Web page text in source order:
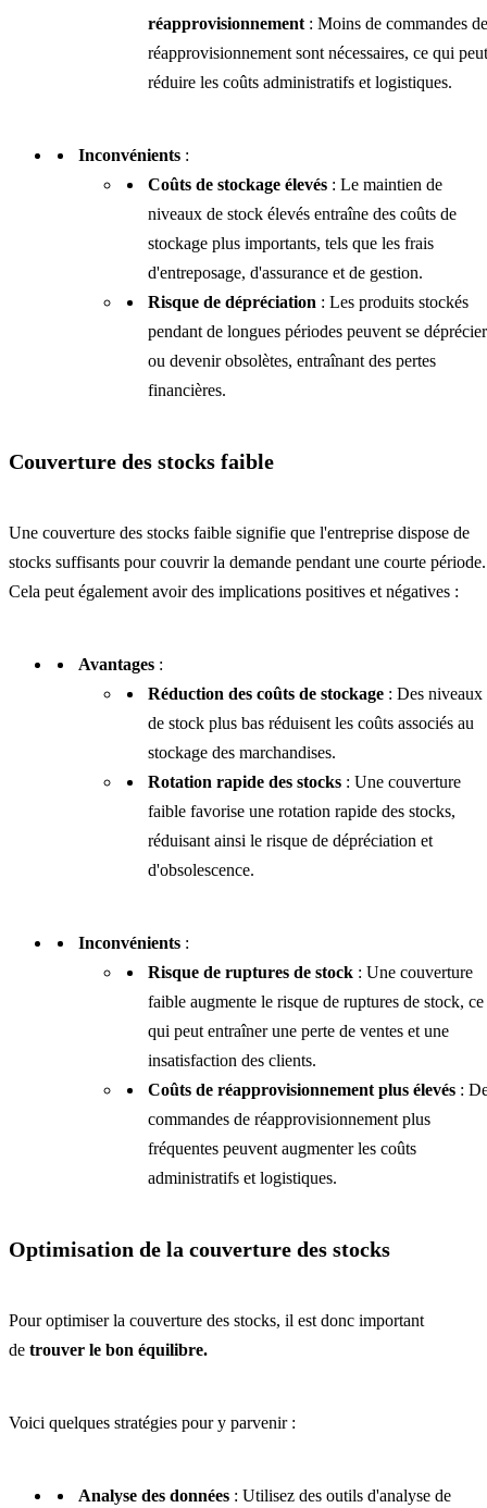
réapprovisionnement : Moins de commandes de
réapprovisionnement sont nécessaires, ce qui peut
réduire les coûts administratifs et logistiques.
Inconvénients :
Coûts de stockage élevés : Le maintien de
niveaux de stock élevés entraîne des coûts de
stockage plus importants, tels que les frais
d'entreposage, d'assurance et de gestion.
Risque de dépréciation : Les produits stockés
pendant de longues périodes peuvent se déprécier
ou devenir obsolètes, entraînant des pertes
financières.
Couverture des stocks faible
Une couverture des stocks faible signifie que l'entreprise dispose de
stocks suffisants pour couvrir la demande pendant une courte période.
Cela peut également avoir des implications positives et négatives :
Avantages :
Réduction des coûts de stockage : Des niveaux
de stock plus bas réduisent les coûts associés au
stockage des marchandises.
Rotation rapide des stocks : Une couverture
faible favorise une rotation rapide des stocks,
réduisant ainsi le risque de dépréciation et
d'obsolescence.
Inconvénients :
Risque de ruptures de stock : Une couverture
faible augmente le risque de ruptures de stock, ce
qui peut entraîner une perte de ventes et une
insatisfaction des clients.
Coûts de réapprovisionnement plus élevés :
commandes de réapprovisionnement plus
fréquentes peuvent augmenter les coûts
administratifs et logistiques.
Optimisation de la couverture des stocks
Pour optimiser la couverture des stocks, il est donc important
de trouver le bon équilibre.
Voici quelques stratégies pour y parvenir :
Analyse des données : Utilisez des outils d'analyse de